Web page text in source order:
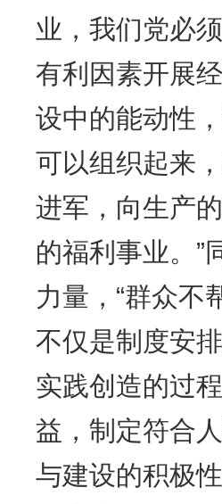
业，我们党必
有利因素开展
设中的能动性
可以组织起来
进军，向生产
的福利事业。”
力量，“群众不
不仅是制度安
实践创造的过
益，制定符合
与建设的积极